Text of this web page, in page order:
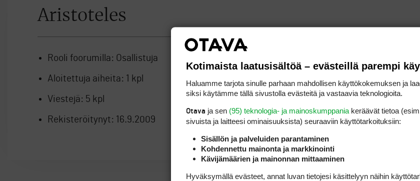
Aristoteles
Rooli foorumilla: Osallistuja
Aloitettuja aiheita: 1 kpl
Viestejä: 5 kpl
Rekisteröitynyt: 16.9.2009
Kotimaista laatusisältöä – evästeillä parempi
Haluamme tarjota sinulle parhaan mahdollisen käyttökokemuksen ja
siksi käytämme tällä sivustolla evästeitä ja vastaavia teknologioita.
Otava ja sen (95) teknologia- ja mainoskumppania keräävät tietoa
sivuista ja laitteesi ominaisuuk­sista) seuraaviin käyttötarkoituksiin:
Sisällön ja palveluiden parantaminen
Kohdennettu mainonta ja markkinointi
Kävijämäärien ja mainonnan mittaaminen
Hyväksymällä evästeet, annat luvan tietojesi käsittelyyn näihin